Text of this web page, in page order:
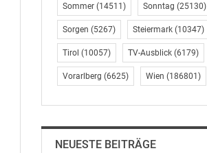
Sommer(14511) Sonntag (25130)
Sorgen (5267) Steiermark(10347)
Tirol (10057) TV-Ausblick(6179)
Vorarlberg (6625) Wien (186801)
NEUESTE BEITRÄGE